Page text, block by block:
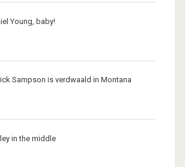
Young, baby!
Sampson is verdwaald in Montana
in the middle